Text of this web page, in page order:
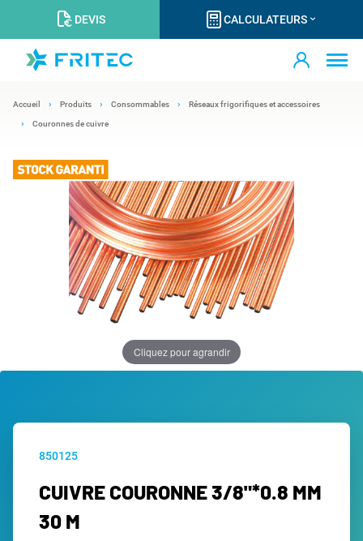
DEVIS CALCULATEURS
Accueil Produits Consommables Réseaux frigorifiques et accessoires
Couronnes de cuivre
Cliquez pour agrandir
850125
CUIVRE COURONNE 3/8"*0.8 MM
30 M